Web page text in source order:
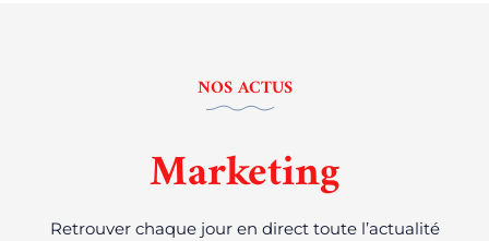
NOS ACTUS
Marketing
Retrouver chaque jour en direct toute l’actualité